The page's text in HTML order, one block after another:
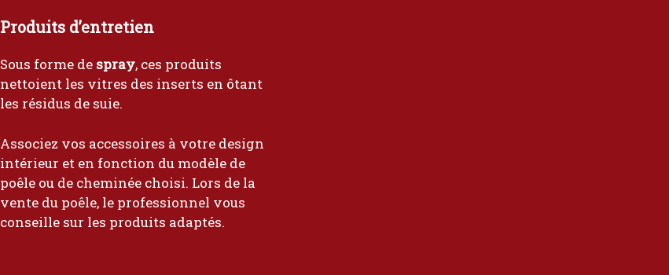
Produits d’entretien
Sous forme de spray, ces produits
nettoient les vitres des inserts en ôtant
les résidus de suie.
Associez vos accessoires à votre design
intérieur et en fonction du modèle de
poêle ou de cheminée choisi. Lors de la
vente du poêle, le professionnel vous
conseille sur les produits adaptés.